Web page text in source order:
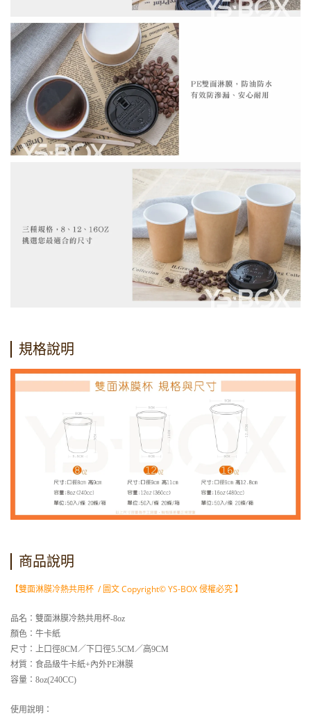
規格說明
商品說明
【雙面淋膜冷熱共用杯 / 圖文 Copyright© YS-BOX 侵權必究 】
品名：雙面淋膜冷熱共用杯-8oz
顏色：牛卡紙
尺寸：上口徑8CM／下口徑5.5CM／高9CM
材質：食品級牛卡紙+內外PE淋膜
容量：8oz(240CC)
使用說明：